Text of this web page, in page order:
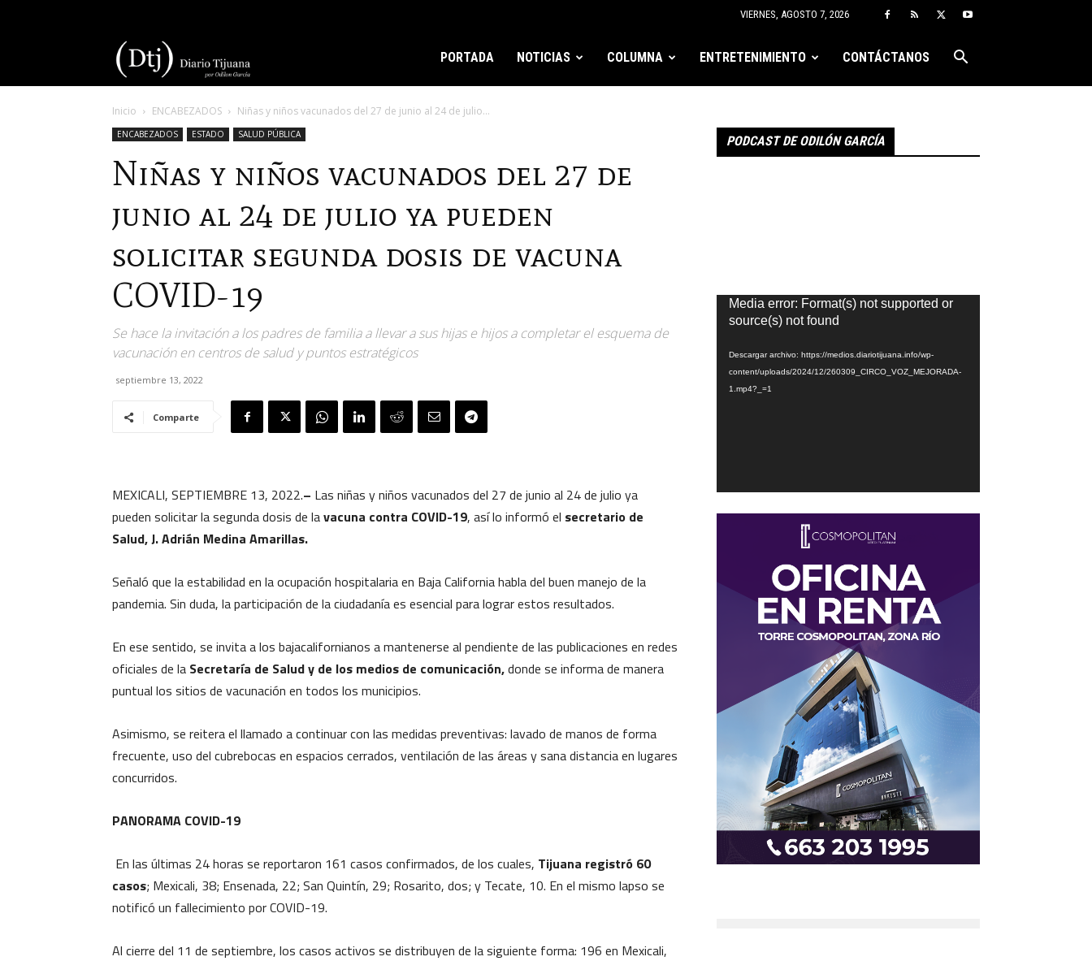
VIERNES, AGOSTO 7, 2026
Tijuana
PORTADA NOTICIAS COLUMNA ENTRETENIMIENTO CONTÁCTANOS
Inicio ENCABEZADOS Niñas y niños vacunados del 27 de junio al 24 de julio...
ENCABEZADOS ESTADO SALUD PÚBLICA
Niñas y niños vacunados del 27 de
junio al 24 de julio ya pueden
solicitar segunda dosis de vacuna
COVID-19
Se hace la invitación a los padres de familia a llevar a sus hijas e hijos a completar el esquema de
vacunación en centros de salud y puntos estratégicos
septiembre 13, 2022
Comparte
MEXICALI, SEPTIEMBRE 13, 2022.– Las niñas y niños vacunados del 27 de junio al 24 de julio ya
pueden solicitar la segunda dosis de lavacuna contra COVID-19, así lo informó el secretario de
Salud, J. Adrián Medina Amarillas.
Señaló que la estabilidad en la ocupación hospitalaria en Baja California habla del buen manejo de la
pandemia. Sin duda, la participación de la ciudadanía es esencial para lograr estos resultados.
En ese sentido, se invita a los bajacalifornianos a mantenerse al pendiente de las publicaciones en redes
oficiales de la Secretaría de Salud y de los medios de comunicación,donde se informa de manera
puntual los sitios de vacunación en todos los municipios.
Asimismo, se reitera el llamado a continuar con las medidas preventivas: lavado de manos de forma
frecuente, uso del cubrebocas en espacios cerrados, ventilación de las áreas y sana distancia en lugares
concurridos.
PANORAMA COVID-19
En las últimas 24 horas se reportaron 161 casos confirmados, de los cuales, Tijuana registró 60
casos; Mexicali, 38; Ensenada, 22; San Quintín, 29; Rosarito, dos; y Tecate, 10. En el mismo lapso se
notificó un fallecimiento por COVID-19.
Al cierre del 11 de septiembre, los casos activos se distribuyen de la siguiente forma: 196 en Mexicali,
PODCAST DE ODILÓN GARCÍA
Reproductor
de
Media error: Format(s) not supported or
source(s) not found
Descargar archivo: https://medios.diariotijuana.info/wp-
content/uploads/2024/12/260309_CIRCO_VOZ_MEJORADA-
1.mp4?_=1